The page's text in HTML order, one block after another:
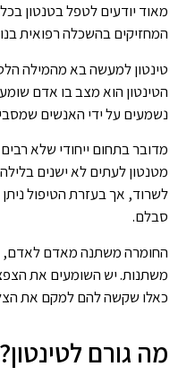
מאוד יודעים לטפל בטנטון
המחזיקים בהשכלה רפואית
הטינטון הוא מצב בו אדם
נשמעים על ידי האנשים
מדובר בתחום ייחודי שלא
מטנטון לעתים לא ישנים
לשרוד, אך בעזרת הטיפול
סבלם.
החומרה משתנה מאדם לאדם,
משתנות. יש השומעים את
כאלו שקשה להם למקם את
מה גורם לטינטון?